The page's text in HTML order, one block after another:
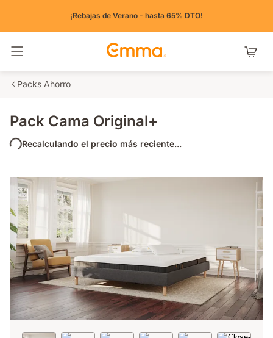
¡Rebajas de Verano - hasta 65% DTO!
Packs Ahorro
Pack Cama Original+
Recalculando el precio más reciente...